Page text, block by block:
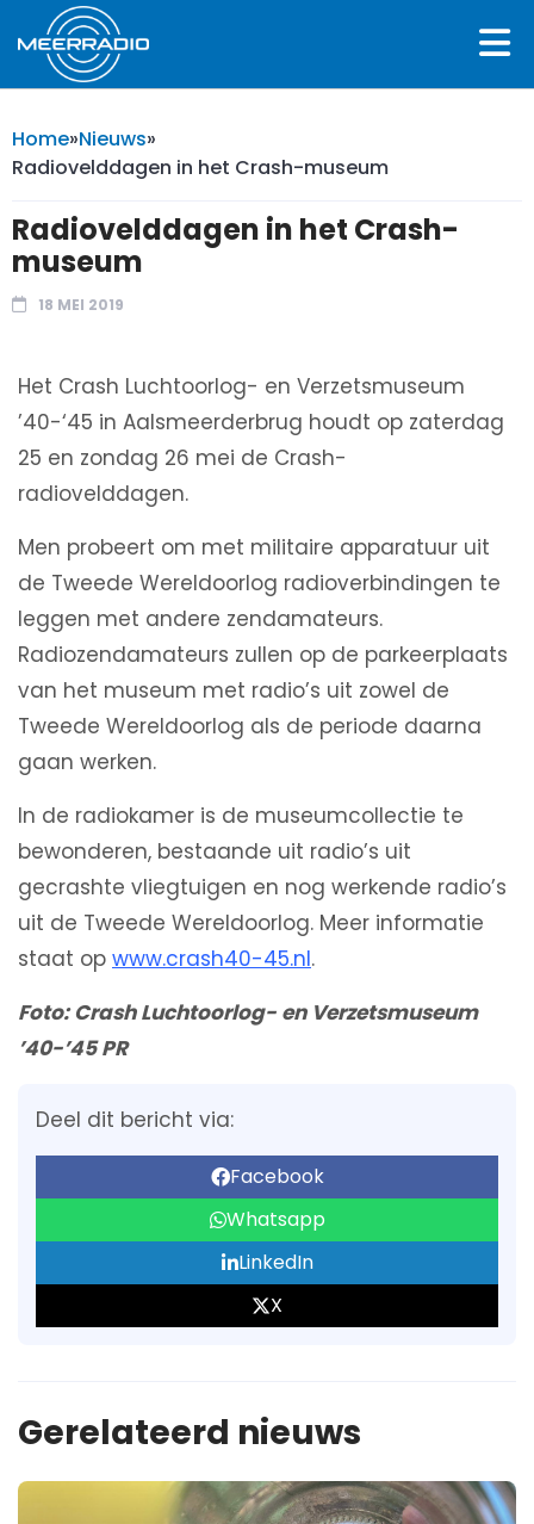
Home»Nieuws»
Radiovelddagen in het Crash-museum
Radiovelddagen in het Crash-
museum
18 MEI 2019
Het Crash Luchtoorlog- en Verzetsmuseum
’40-‘45 in Aalsmeerderbrug houdt op zaterdag
25 en zondag 26 mei de Crash-
radiovelddagen.
Men probeert om met militaire apparatuur uit
de Tweede Wereldoorlog radioverbindingen te
leggen met andere zendamateurs.
Radiozendamateurs zullen op de parkeerplaats
van het museum met radio’s uit zowel de
Tweede Wereldoorlog als de periode daarna
gaan werken.
In de radiokamer is de museumcollectie te
bewonderen, bestaande uit radio’s uit
gecrashte vliegtuigen en nog werkende radio’s
uit de Tweede Wereldoorlog. Meer informatie
staat op www.crash40-45.nl.
Foto: Crash Luchtoorlog- en Verzetsmuseum
’40-’45 PR
Deel dit bericht via:
Facebook
Whatsapp
LinkedIn
X
Gerelateerd nieuws